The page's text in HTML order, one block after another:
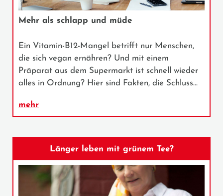
Mehr als schlapp und müde
Ein Vitamin-B12-Mangel betrifft nur Menschen,
die sich vegan ernähren? Und mit einem
Präparat aus dem Supermarkt ist schnell wieder
alles in Ordnung? Hier sind Fakten, die Schluss…
mehr
Länger leben mit grünem Tee?